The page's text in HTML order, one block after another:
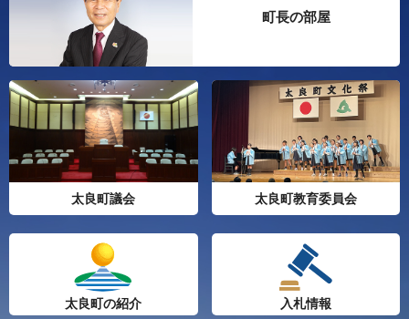
町長の部屋
太良町議会 太良町教育委員会
太良町の紹介 入札情報